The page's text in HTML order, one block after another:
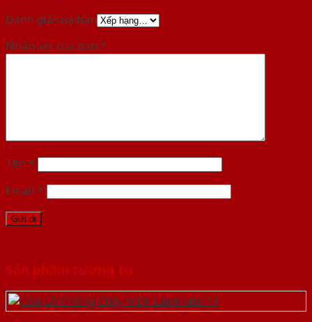
Đánh giá của bạn
Nhận xét của bạn *
Tên *
Email *
Sản phẩm tương tự